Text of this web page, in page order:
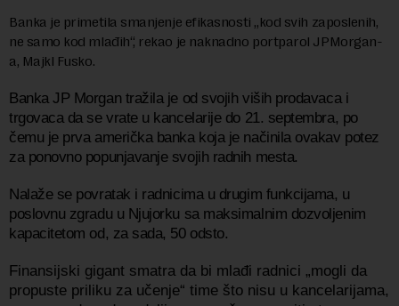
Banka je primetila smanjenje efikasnosti „kod svih zaposlenih,
ne samo kod mlađih“, rekao je naknadno portparol JPMorgan-
a, Majkl Fusko.
Banka JP Morgan tražila je od svojih viših prodavaca i
trgovaca da se vrate u kancelarije do 21. septembra, po
čemu je prva američka banka koja je načinila ovakav potez
za ponovno popunjavanje svojih radnih mesta.
Nalaže se povratak i radnicima u drugim funkcijama, u
poslovnu zgradu u Njujorku sa maksimalnim dozvoljenim
kapacitetom od, za sada, 50 odsto.
Finansijski gigant smatra da bi mlađi radnici „mogli da
propuste priliku za učenje“ time što nisu u kancelarijama,